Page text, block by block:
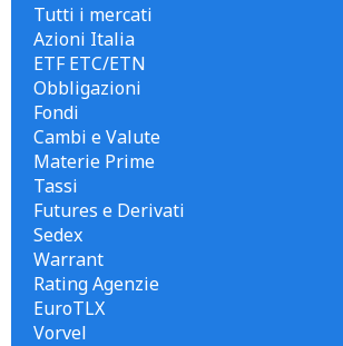
Tutti i mercati
Azioni Italia
ETF ETC/ETN
Obbligazioni
Fondi
Cambi e Valute
Materie Prime
Tassi
Futures e Derivati
Sedex
Warrant
Rating Agenzie
EuroTLX
Vorvel